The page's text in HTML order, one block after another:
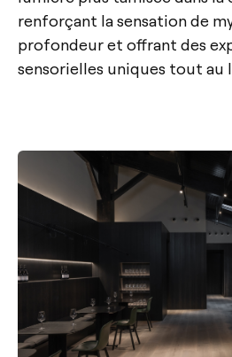
renforçant la sensation de
profondeur et offrant des
sensorielles uniques tout au